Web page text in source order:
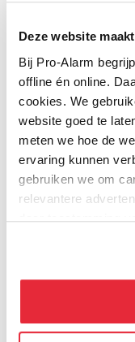
Deze website
Bij Pro-Alarm
offline én online.
cookies. We
website goed te
meten we hoe de
ervaring kunnen
gebruiken we om
relevantere
daar toestemming
kunnen deze
hebben verzameld
kunt alle cookies
Kleur
Hikvision
169,95